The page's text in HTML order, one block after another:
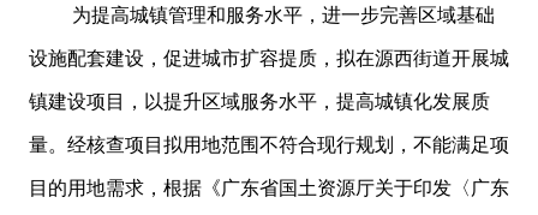
为提高城镇管理和服务水平，进一步完善区域基础
设施配套建设，促进城市扩容提质，拟在源西街道开展城
镇建设项目，以提升区域服务水平，提高城镇化发展质
量。经核查项目拟用地范围不符合现行规划，不能满足项
目的用地需求，根据《广东省国土资源厅关于印发〈广东